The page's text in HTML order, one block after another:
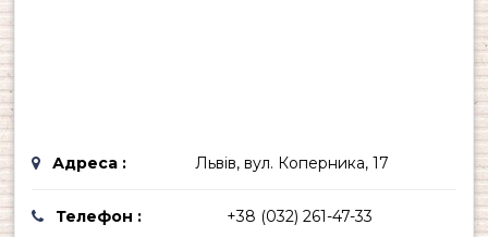
Адреса : Львів, вул. Коперника, 17
Телефон : +38 (032) 261-47-33